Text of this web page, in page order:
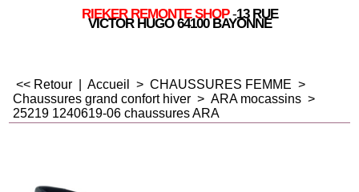
RIEKER REMONTE SHOP -13 RUE
VICTOR HUGO 64100 BAYONNE
<< Retour Accueil > CHAUSSURES FEMME >
Chaussures grand confort hiver > ARA mocassins >
25219 1240619-06 chaussures ARA